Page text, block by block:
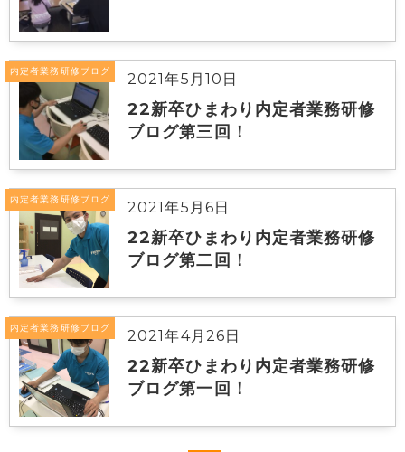
内定者業務研修ブログ 2021年5月10日
22新卒ひまわり内定者業務研修
ブログ第三回！
内定者業務研修ブログ 2021年5月6日
22新卒ひまわり内定者業務研修
ブログ第二回！
内定者業務研修ブログ 2021年4月26日
22新卒ひまわり内定者業務研修
ブログ第一回！